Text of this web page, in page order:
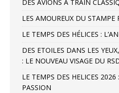
DES AVIONS A TRAIN
LES AMOUREUX DU STAMPE
LE TEMPS DES HÉLICES :
DES ETOILES DANS LES
: LE NOUVEAU VISAGE DU
LE TEMPS DES HELICES 2026
PASSION